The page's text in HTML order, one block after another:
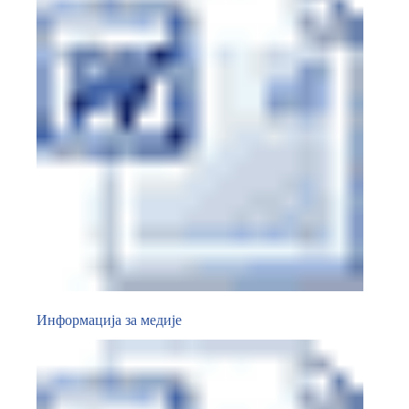
Информација за медије